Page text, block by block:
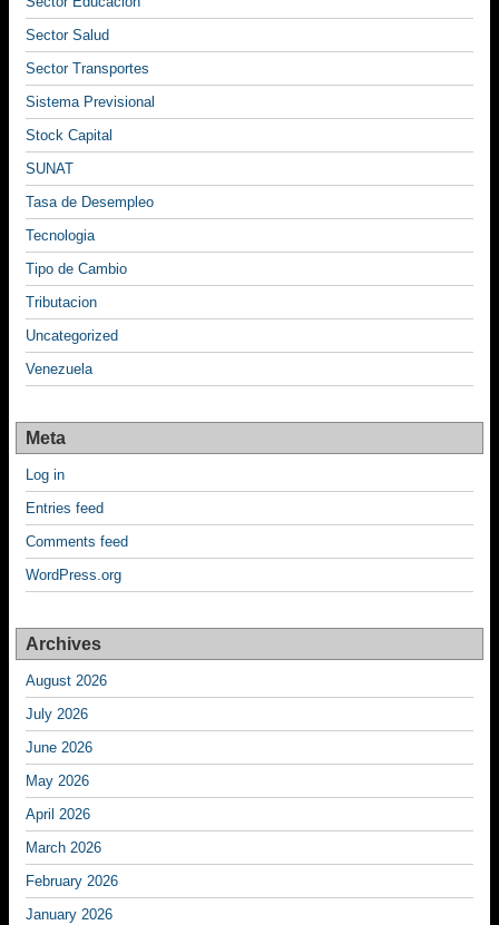
Sector Salud
Sector Transportes
Sistema Previsional
Stock Capital
SUNAT
Tasa de Desempleo
Tecnologia
Tipo de Cambio
Tributacion
Uncategorized
Venezuela
Meta
Log in
Entries feed
Comments feed
WordPress.org
Archives
August 2026
July 2026
June 2026
May 2026
April 2026
March 2026
February 2026
January 2026